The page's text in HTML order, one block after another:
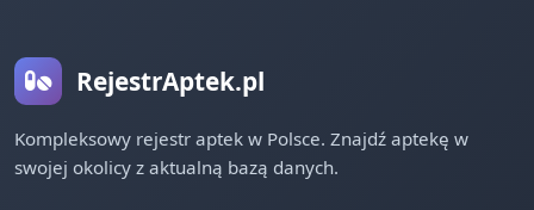
RejestrAptek.pl
Kompleksowy rejestr aptek w Polsce. Znajdź aptekę w
swojej okolicy z aktualną bazą danych.